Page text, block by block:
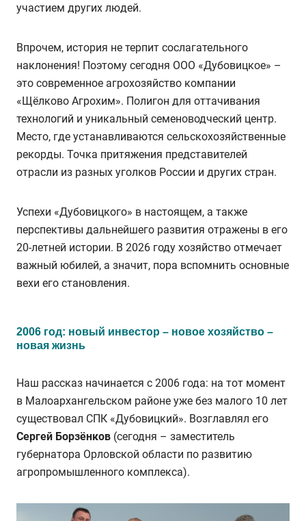
участием других людей.
Впрочем, история не терпит сослагательного
наклонения! Поэтому сегодня ООО «Дубовицкое» –
это современное агрохозяйство компании
«Щёлково Агрохим». Полигон для оттачивания
технологий и уникальный семеноводческий центр.
Место, где устанавливаются сельскохозяйственные
рекорды. Точка притяжения представителей
отрасли из разных уголков России и других стран.
Успехи «Дубовицкого» в настоящем, а также
перспективы дальнейшего развития отражены в его
20-летней истории. В 2026 году хозяйство отмечает
важный юбилей, а значит, пора вспомнить основные
вехи его становления.
2006 год: новый инвестор – новое хозяйство –
новая жизнь
Наш рассказ начинается с 2006 года: на тот момент
в Малоархангельском районе уже без малого 10 лет
существовал СПК «Дубовицкий». Возглавлял его
Сергей Борзёнков (сегодня – заместитель
губернатора Орловской области по развитию
агропромышленного комплекса).